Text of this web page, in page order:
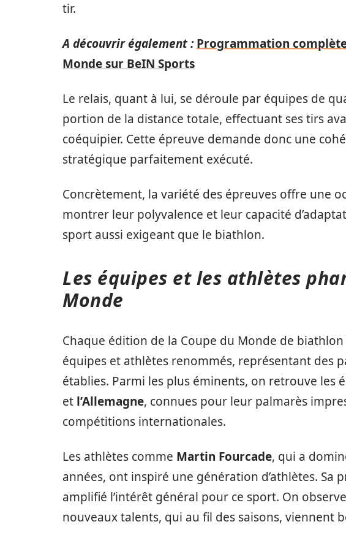
tir.
A découvrir également : Programmation
Monde sur BeIN Sports
Le relais, quant à lui, se déroule par équipes de
portion de la distance totale, effectuant ses tirs
coéquipier. Cette épreuve demande donc une
stratégique parfaitement exécuté.
Concrètement, la variété des épreuves offre une
montrer leur polyvalence et leur capacité
sport aussi exigeant que le biathlon.
Les équipes et les athlètes
Monde
Chaque édition de la Coupe du Monde de
équipes et athlètes renommés, représentant des
établies. Parmi les plus éminents, on retrouve les
et l’Allemagne, connues pour leur palmarès
compétitions internationales.
Les athlètes comme Martin Fourcade, qui a
années, ont inspiré une génération d’athlètes. Sa
amplifié l’intérêt général pour ce sport. On
nouveaux talents, qui au fil des saisons, viennent